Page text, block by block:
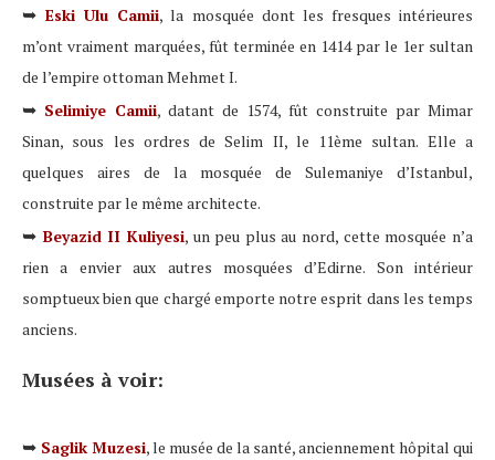
➥ Eski Ulu Camii, la mosquée dont les fresques intérieures
m’ont vraiment marquées, fût terminée en 1414 par le 1er sultan
de l’empire ottoman Mehmet I.
➥ Selimiye Camii, datant de 1574, fût construite par Mimar
Sinan, sous les ordres de Selim II, le 11ème sultan. Elle a
quelques aires de la mosquée de Sulemaniye d’Istanbul,
construite par le même architecte.
➥ Beyazid II Kuliyesi, un peu plus au nord, cette mosquée n’a
rien a envier aux autres mosquées d’Edirne. Son intérieur
somptueux bien que chargé emporte notre esprit dans les temps
anciens.
Musées à voir:
➥ Saglik Muzesi, le musée de la santé, anciennement hôpital qui